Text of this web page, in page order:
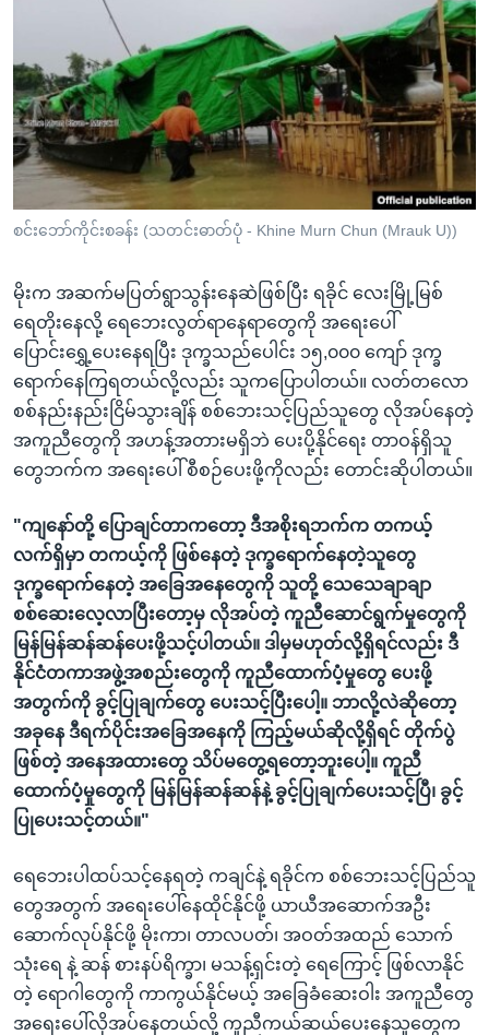
စင်းဘော်ကိုင်းစခန်း (သတင်းဓာတ်ပုံ - Khine Murn Chun (Mrauk U))
မိုးက အဆက်မပြတ်ရွာသွန်းနေဆဲဖြစ်ပြီး ရခိုင် လေးမြို့မြစ်
ရေတိုးနေလို့ ရေဘေးလွတ်ရာနေရာတွေကို အရေးပေါ်
ပြောင်းရွှေ့ပေးနေရပြီး ဒုက္ခသည်ပေါင်း ၁၅,၀၀၀ ကျော် ဒုက္ခ
ရောက်နေကြရတယ်လို့လည်း သူကပြောပါတယ်။ လတ်တလော
စစ်နည်းနည်းငြိမ်သွားချိန် စစ်ဘေးသင့်ပြည်သူတွေ လိုအပ်နေတဲ့
အကူညီတွေကို အဟန့်အတားမရှိဘဲ ပေးပို့နိုင်ရေး တာဝန်ရှိသူ
တွေဘက်က အရေးပေါ် စီစဉ်ပေးဖို့ကိုလည်း တောင်းဆိုပါတယ်။
"ကျနော်တို့ ပြောချင်တာကတော့ ဒီအစိုးရဘက်က တကယ့်
လက်ရှိမှာ တကယ့်ကို ဖြစ်နေတဲ့ ဒုက္ခရောက်နေတဲ့သူတွေ
ဒုက္ခရောက်နေတဲ့ အခြေအနေတွေကို သူတို့ သေသေချာချာ
စစ်ဆေးလေ့လာပြီးတော့မှ လိုအပ်တဲ့ ကူညီဆောင်ရွက်မှုတွေကို
မြန်မြန်ဆန်ဆန်ပေးဖို့သင့်ပါတယ်။ ဒါမှမဟုတ်လို့ရှိရင်လည်း ဒီ
နိုင်ငံတကာအဖွဲ့အစည်းတွေကို ကူညီထောက်ပံ့မှုတွေ ပေးဖို့
အတွက်ကို ခွင့်ပြုချက်တွေ ပေးသင့်ပြီးပေါ့။ ဘာလို့လဲဆိုတော့
အခုနေ ဒီရက်ပိုင်းအခြေအနေကို ကြည့်မယ်ဆိုလို့ရှိရင် တိုက်ပွဲ
ဖြစ်တဲ့ အနေအထားတွေ သိပ်မတွေ့ရတော့ဘူးပေါ့။ ကူညီ
ထောက်ပံ့မှုတွေကို မြန်မြန်ဆန်ဆန်နဲ့ ခွင့်ပြုချက်ပေးသင့်ပြီ၊ ခွင့်
ပြုပေးသင့်တယ်။"
ရေဘေးပါထပ်သင့်နေရတဲ့ ကချင်နဲ့ ရခိုင်က စစ်ဘေးသင့်ပြည်သူ
တွေအတွက် အရေးပေါ်နေထိုင်နိုင်ဖို့ ယာယီအဆောက်အဦး
ဆောက်လုပ်နိုင်ဖို့ မိုးကာ၊ တာလပတ်၊ အဝတ်အထည် သောက်
သုံးရေ နဲ့ ဆန် စားနပ်ရိက္ခာ၊ မသန့်ရှင်းတဲ့ ရေကြောင့် ဖြစ်လာနိုင်
တဲ့ ရောဂါတွေကို ကာကွယ်နိုင်မယ့် အခြေခံဆေးဝါး အကူညီတွေ
အရေးပေါ်လိုအပ်နေတယ်လို့ ကူညီကယ်ဆယ်ပေးနေသူတွေက